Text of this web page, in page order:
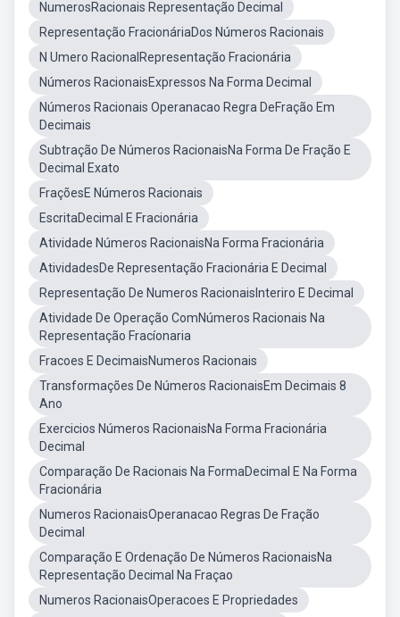
NumerosRacionais Representação Decimal
Representação FracionáriaDos Números Racionais
N Umero RacionalRepresentação Fracionária
Números RacionaisExpressos Na Forma Decimal
Números Racionais Operanacao Regra DeFração Em
Decimais
Subtração De Números RacionaisNa Forma De Fração E
Decimal Exato
FraçõesE Números Racionais
EscritaDecimal E Fracionária
Atividade Números RacionaisNa Forma Fracionária
AtividadesDe Representação Fracionária E Decimal
Representação De Numeros RacionaisInteriro E Decimal
Atividade De Operação ComNúmeros Racionais Na
Representação Fracíonaria
Fracoes E DecimaisNumeros Racionais
Transformações De Números RacionaisEm Decimais 8
Ano
Exercicios Números RacionaisNa Forma Fracionária
Decimal
Comparação De Racionais Na FormaDecimal E Na Forma
Fracionária
Numeros RacionaisOperanacao Regras De Fração
Decimal
Comparação E Ordenação De Números RacionaisNa
Representação Decimal Na Fraçao
Numeros RacionaisOperacoes E Propriedades